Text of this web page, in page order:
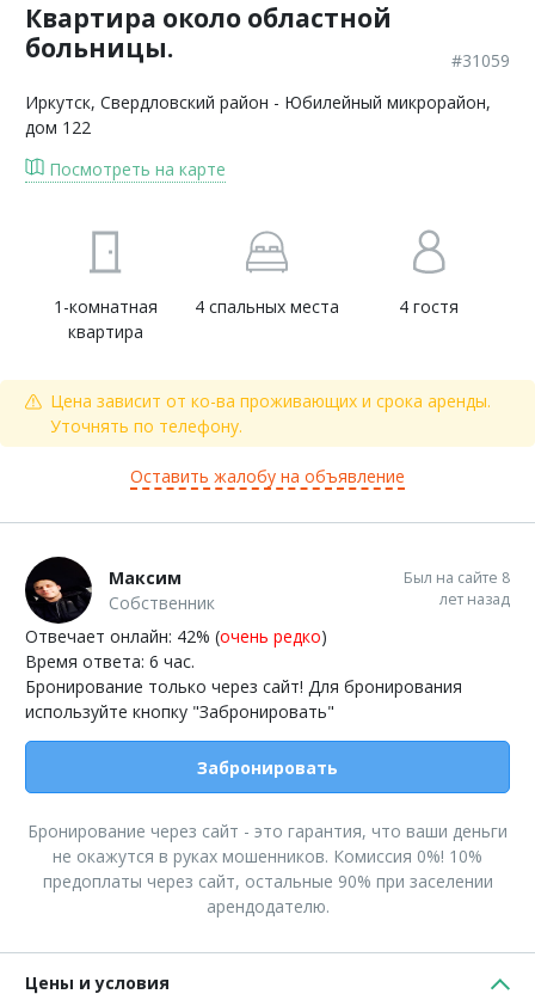
Квартира около областной
больницы.
#31059
Иркутск, Свердловский район - Юбилейный микрорайон,
дом 122
Посмотреть на карте
1-комнатная
квартира
4 спальных места 4 гостя
Цена зависит от ко-ва проживающих и срока аренды.
Уточнять по телефону.
Оставить жалобу на объявление
Максим
Собственник
Был на сайте 8
лет назад
Отвечает онлайн: 42% (очень редко)
Время ответа: 6 час.
Бронирование только через сайт! Для бронирования
используйте кнопку "Забронировать"
Забронировать
Бронирование через сайт - это гарантия, что ваши деньги
не окажутся в руках мошенников. Комиссия 0%! 10%
предоплаты через сайт, остальные 90% при заселении
арендодателю.
Цены и условия